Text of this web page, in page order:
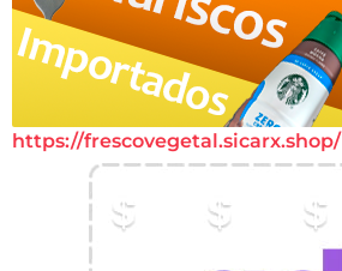
https://frescovegetal.sicarx.shop/